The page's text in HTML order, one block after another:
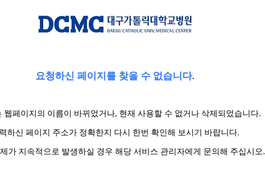
요청하신 페이지를 찾을 수 없습니다.
웹페이지의 이름이 바뀌었거나, 현재 사용할 수 없거나 삭제되었습니다.
하신 페이지 주소가 정확한지 다시 한번 확인해 보시기 바랍니다.
가 지속적으로 발생하실 경우 해당 서비스 관리자에게 문의해 주십시오.